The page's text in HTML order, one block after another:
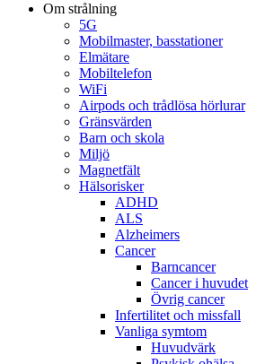
Om strålning
5G
Mobilmaster, basstationer
Elmätare
Mobiltelefon
WiFi
Airpods och trådlösa hörlurar
Gränsvärden
Barn och skola
Miljö
Magnetfält
Hälsorisker
ADHD
ALS
Alzheimers
Cancer
Barncancer
Cancer i huvudet
Övrig cancer
Infertilitet och missfall
Vanliga symtom
Huvudvärk